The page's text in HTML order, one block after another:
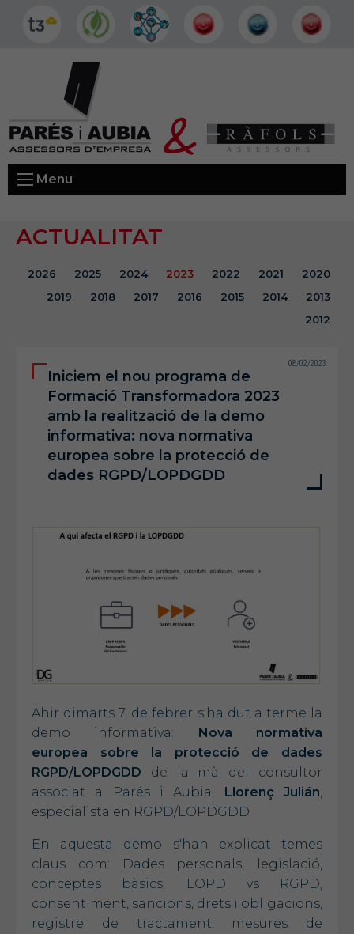
Menu
ACTUALITAT
2026 2025 2024 2023 2022 2021
2020
2019
2018 2017 2016 2015 2014
2013
2012
Iniciem el nou programa de
Formació Transformadora 2023
amb la realització de la demo
informativa: nova normativa
europea sobre la protecció de
dades RGPD/LOPDGDD
08/02/2023
Ahir dimarts 7, de febrer s'ha dut a terme la
demo informativa: Nova normativa
europea sobre la protecció de dades
RGPD/LOPDGDD de la mà del consultor
associat a Parés i Aubia, Llorenç Julián
especialista en RGPD/LOPDGDD
En aquesta demo s'han explicat temes
claus com: Dades personals, legislació,
conceptes bàsics, LOPD vs RGPD,
consentiment, sancions, drets i obligacions,
registre de tractament, mesures de